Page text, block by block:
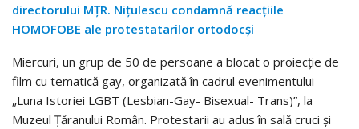
directorului MŢR. Niţulescu condamnă reacţiile
HOMOFOBE ale protestatarilor ortodocşi
Miercuri, un grup de 50 de persoane a blocat o proiecţie de
film cu tematică gay, organizată în cadrul evenimentului
„Luna Istoriei LGBT (Lesbian-Gay- Bisexual- Trans)”, la
Muzeul Ţăranului Român. Protestarii au adus în sală cruci şi